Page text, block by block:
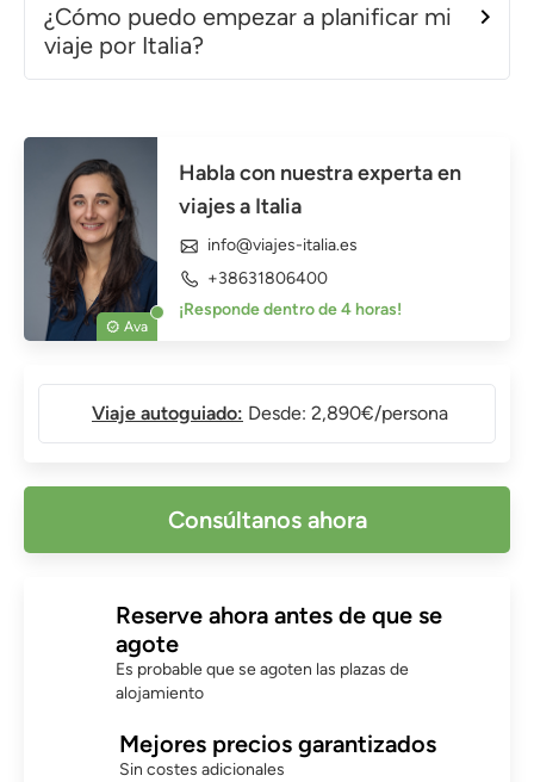
¿Cómo puedo empezar a planificar mi
viaje por Italia?
Ava
Habla con nuestra experta en
viajes a Italia
info@viajes-italia.es
+38631806400
¡Responde dentro de 4 horas!
Viaje autoguiado: Desde: 2,890€/persona
Consúltanos ahora
Reserve ahora antes de que se
agote
Es probable que se agoten las plazas de
alojamiento
Mejores precios garantizados
Sin costes adicionales